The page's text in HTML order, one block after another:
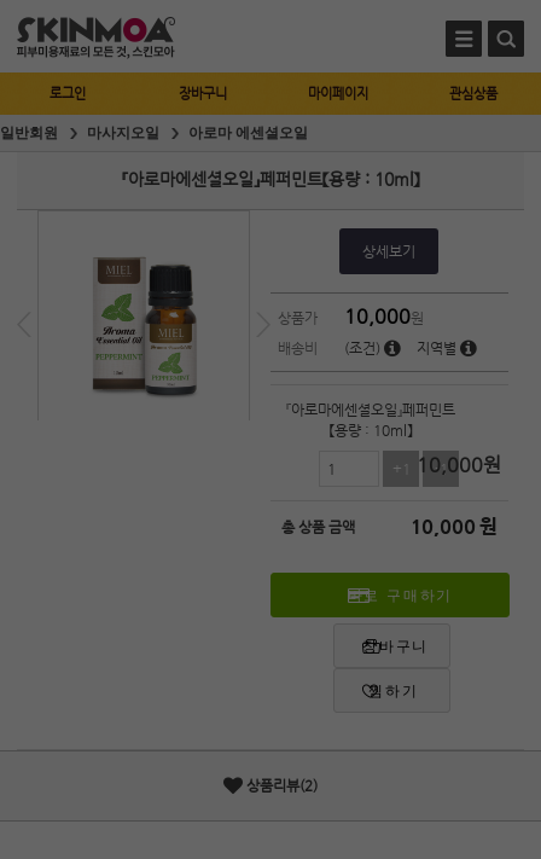
로그인 장바구니 마이페이지 관심상품
일반회원 마사지오일 아로마 에센셜오일
『아로마에센셜오일』페퍼민트【용량 : 10ml】
상세보기
상품가 10,000원
배송비
(조건) 지역별
『아로마에센셜오일』페퍼민트
【용량 : 10ml】
+1 -1
10,000원
총 상품 금액 10,000 원
바로 구매하기
장바구니
찜하기
상품리뷰(2)